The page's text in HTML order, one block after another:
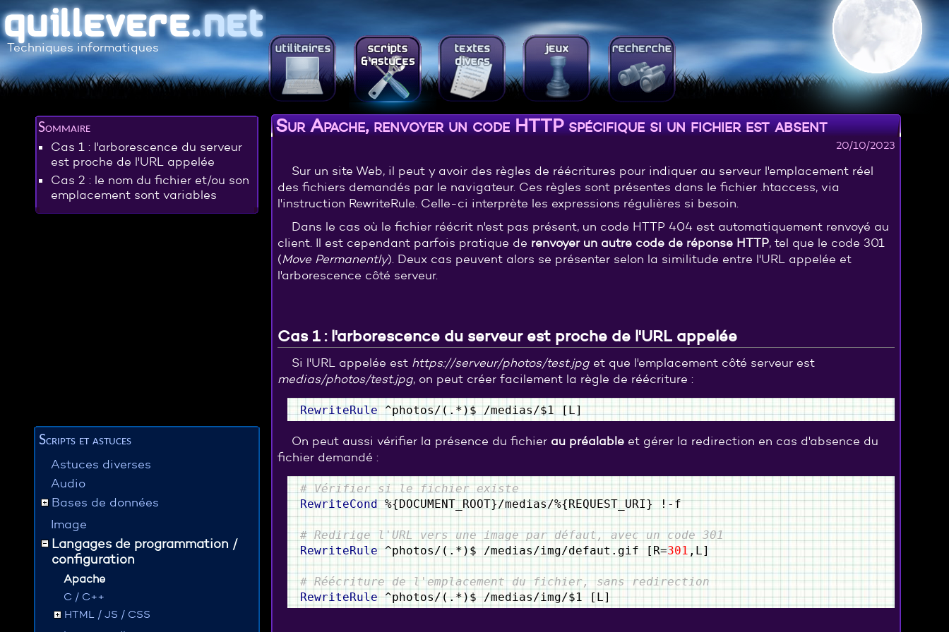
Techniques informatiques
Sommaire
Cas 1 : l'arborescence du serveur
est proche de l'URL appelée
Cas 2 : le nom du fichier et/ou son
emplacement sont variables
Scripts et astuces
Astuces diverses
Audio
Bases de données
Image
Langages de programmation /
configuration
Apache
C / C++
HTML / JS / CSS
Sur Apache, renvoyer un code HTTP spécifique si un fichier est absent
20/10/2023
Sur un site Web, il peut y avoir des règles de réécritures pour indiquer au serveur l'emplacement réel
des fichiers demandés par le navigateur. Ces règles sont présentes dans le fichier .htaccess, via
l'instruction RewriteRule. Celle-ci interprète les expressions régulières si besoin.
Dans le cas où le fichier réécrit n'est pas présent, un code HTTP 404 est automatiquement renvoyé au
client. Il est cependant parfois pratique de renvoyer un autre code de réponse HTTP, tel que le code 301
(Move Permanently). Deux cas peuvent alors se présenter selon la similitude entre l'URL appelée et
l'arborescence côté serveur.
Cas 1 : l'arborescence du serveur est proche de l'URL appelée
Si l'URL appelée est https://serveur/photos/test.jpg et que l'emplacement côté serveur est
medias/photos/test.jpg, on peut créer facilement la règle de réécriture :
RewriteRule^photos/(.*)$ /medias/$1 [L]
On peut aussi vérifier la présence du fichier au préalable et gérer la redirection en cas d'absence du
fichier demandé :
# Vérifier si le fichier existe
RewriteCond%{DOCUMENT_ROOT}/medias/%{REQUEST_URI} !-f
# Redirige l'URL vers une image par défaut, avec un code 301
RewriteRule^photos/(.*)$ /medias/img/defaut.gif [R=301,L]
# Réécriture de l'emplacement du fichier, sans redirection
RewriteRule^photos/(.*)$ /medias/img/$1 [L]